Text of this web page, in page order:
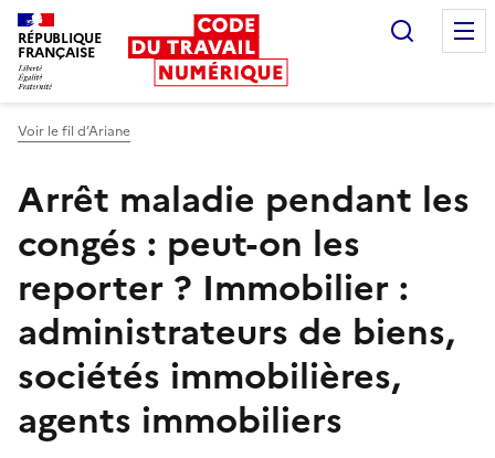
RÉPUBLIQUE
FRANÇAISE
Voir le fil d’Ariane
Arrêt maladie pendant les
congés : peut-on les
reporter ? Immobilier :
administrateurs de biens,
sociétés immobilières,
agents immobiliers